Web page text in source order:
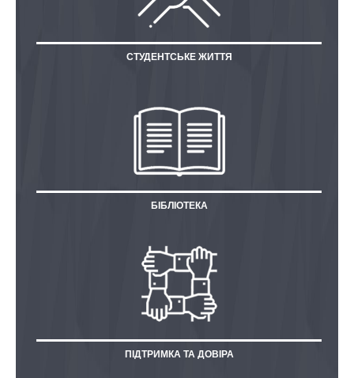
СТУДЕНТСЬКЕ ЖИТТЯ
БІБЛІОТЕКА
ПІДТРИМКА ТА ДОВІРА